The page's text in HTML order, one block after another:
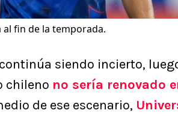
al fin de la temporada.
continúa siendo incierto,
chileno no sería renovado
de ese escenario,